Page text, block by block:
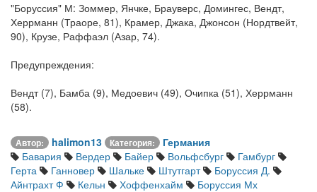
"Боруссия" М: Зоммер, Янчке, Брауверс, Домингес, Вендт,
Херрманн (Траоре, 81), Крамер, Джака, Джонсон (Нордтвейт,
90), Крузе, Раффаэл (Азар, 74).
Предупреждения:
Вендт (7), Бамба (9), Медоевич (49), Очипка (51), Херрманн
(58).
Автор: halimon13 Категория:
Германия
Бавария
Вердер Байер Вольфсбург
Гамбург
Герта
Ганновер Шальке Штутгарт
Боруссия Д.
Айнтрахт Ф
Кельн Хоффенхайм
Боруссия Мх